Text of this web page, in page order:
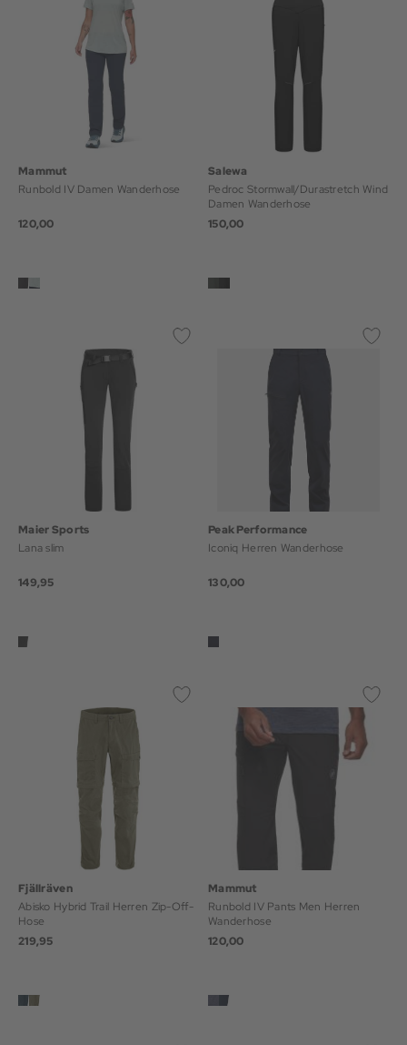
Mammut
Runbold IV Damen Wanderhose
120,00
Salewa
Pedroc Stormwall/Durastretch Wind
Damen Wanderhose
150,00
Maier Sports
Lana slim
149,95
Peak Performance
Iconiq Herren Wanderhose
130,00
Fjällräven
Abisko Hybrid Trail Herren Zip-Off-
Hose
219,95
Mammut
Runbold IV Pants Men Herren
Wanderhose
120,00